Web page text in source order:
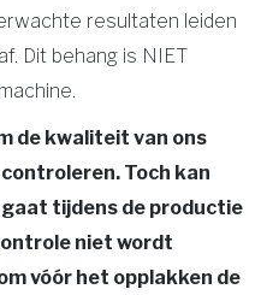
resultaten leiden
Dit behang is NIET
de kwaliteit van ons
Toch kan
tijdens de productie
niet wordt
vóór het opplakken de